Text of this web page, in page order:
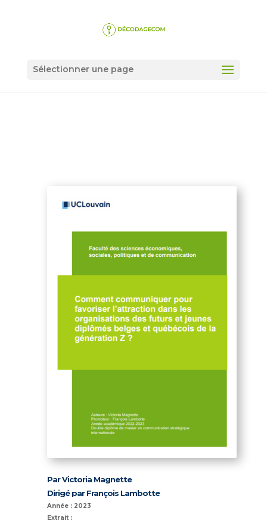
Sélectionner une page
Par Victoria Magnette
Dirigé par François Lambotte
Année : 2023
Extrait :